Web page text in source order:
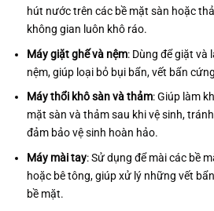
hút nước trên các bề mặt sàn hoặc
không gian luôn khô ráo.
Máy giặt ghế và nệm: Dùng để giặt và
nệm, giúp loại bỏ bụi bẩn, vết bẩn
Máy thổi khô sàn và thảm: Giúp làm
mặt sàn và thảm sau khi vệ sinh,
đảm bảo vệ sinh hoàn hảo.
Máy mài tay: Sử dụng để mài các bề
hoặc bê tông, giúp xử lý những vết
bề mặt.